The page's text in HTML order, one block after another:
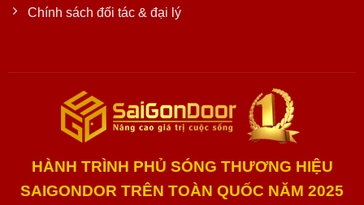
Chính sách đối tác & đại lý
HÀNH TRÌNH PHỦ SÓNG THƯƠNG HIỆU
SAIGONDOR TRÊN TOÀN QUỐC NĂM 2025